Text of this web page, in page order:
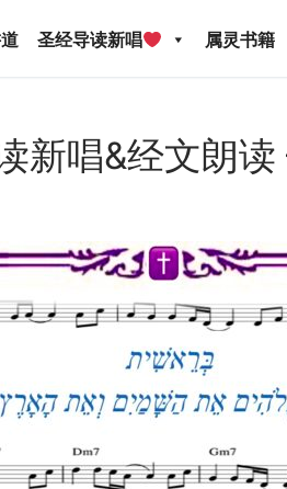
圣经导读新唱 属灵书籍
属灵书籍 聚会信息
关于我们
新唱&经文朗